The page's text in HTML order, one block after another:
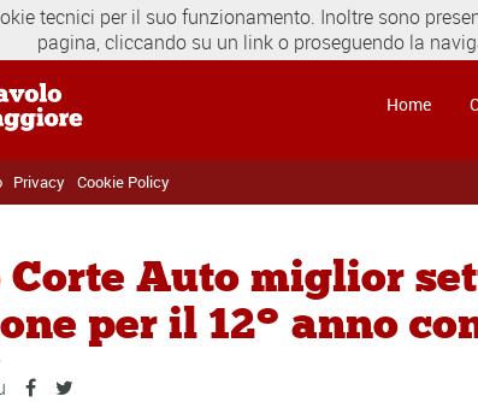
Home
Privacy Cookie Policy
Corte Auto miglior
per il 12° anno
tecnici per il suo funzionamento. Inoltre sono
pagina, cliccando su un link o proseguendo la